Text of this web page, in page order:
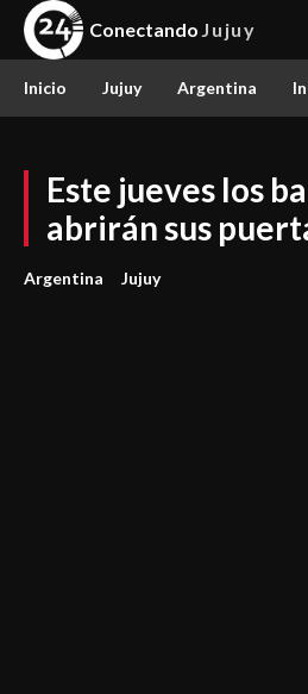
Conectando Jujuy
Inicio Jujuy Argentina
Este jueves los
abrirán sus
Argentina Jujuy